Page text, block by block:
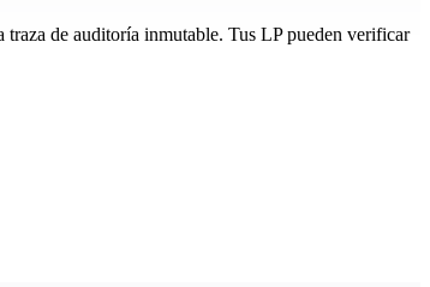
de auditoría inmutable. Tus LP pueden verificar